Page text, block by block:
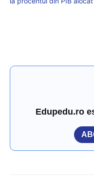
Edupedu.ro